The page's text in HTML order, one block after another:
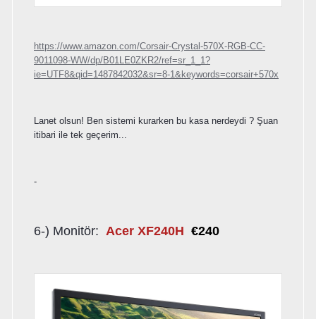
https://www.amazon.com/Corsair-Crystal-570X-RGB-CC-
9011098-WW/dp/B01LE0ZKR2/ref=sr_1_1?
ie=UTF8&qid=1487842032&sr=8-1&keywords=corsair+570x
Lanet olsun! Ben sistemi kurarken bu kasa nerdeydi ? Şuan
itibari ile tek geçerim...
-
6-) Monitör: Acer XF240H €240